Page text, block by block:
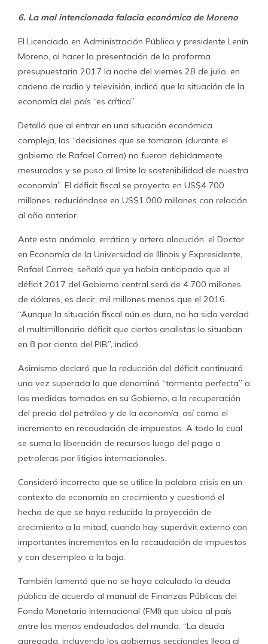
6. La mal intencionada falacia económica de Moreno
El Licenciado en Administración Pública y presidente Lenín
Moreno, al hacer la presentación de la proforma
presupuestaria 2017 la noche del viernes 28 de julio, en
cadena de radio y televisión, indicó que la situación de la
economía del país “es crítica”.
Detalló que al entrar en una situación económica
compleja, las “decisiones que se tomaron (durante el
gobierno de Rafael Correa) no fueron debidamente
mesuradas y se puso al límite la sostenibilidad de nuestra
economía”. El déficit fiscal se proyecta en US$4.700
millones, reduciéndose en US$1.000 millones con relación
al año anterior.
Ante esta anómala, errática y artera alocución, el Doctor
en Economía de la Universidad de Illinois y Expresidente,
Rafael Correa, señaló que ya había anticipado que el
déficit 2017 del Gobierno central será de 4.700 millones
de dólares, es decir, mil millones menos que el 2016.
“Aunque la situación fiscal aún es dura, no ha sido verdad
el multimillonario déficit que ciertos analistas lo situaban
en 8 por ciento del PIB”, indicó.
Asimismo declaró que la reducción del déficit continuará
una vez superada la que denominó “tormenta perfecta” a
las medidas tomadas en su Gobierno, a la recuperación
del precio del petróleo y de la economía, así como el
incremento en recaudación de impuestos. A todo lo cual
se suma la liberación de recursos luego del pago a
petroleras por litigios internacionales.
Consideró incorrecto que se utilice la palabra crisis en un
contexto de economía en crecimiento y cuestionó el
hecho de que se haya reducido la proyección de
crecimiento a la mitad, cuando hay superávit externo con
importantes incrementos en la recaudación de impuestos
y con desempleo a la baja.
También lamentó que no se haya calculado la deuda
pública de acuerdo al manual de Finanzas Públicas del
Fondo Monetario Internacional (FMI) que ubica al país
entre los menos endeudados del mundo. “La deuda
agregada, incluyendo los gobiernos seccionales llega al